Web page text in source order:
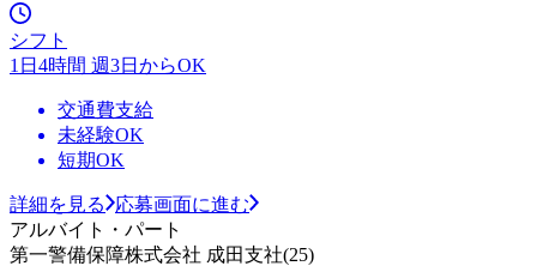
シフト
1日4時間 週3日からOK
交通費支給
未経験OK
短期OK
詳細を見る
応募画面に進む
アルバイト・パート
第一警備保障株式会社 成田支社(25)